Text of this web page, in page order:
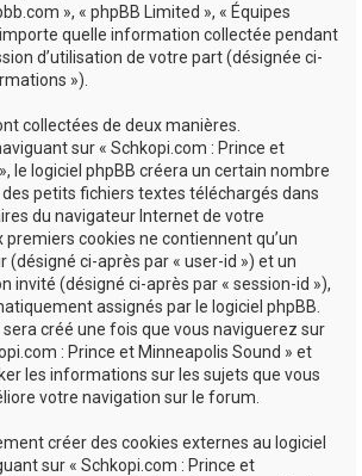
», « phpBB Limited », « Équipes
quelle information collectée pendant
d’utilisation de votre part (désignée ci-
»).
collectées de deux manières.
sur « Schkopi.com : Prince et
le logiciel phpBB créera un certain nombre
petits fichiers textes téléchargés dans
du navigateur Internet de votre
premiers cookies ne contiennent qu’un
ci-après par « user-id ») et un
invité (désigné ci-après par « session-id »),
assignés par le logiciel phpBB.
créé une fois que vous naviguerez sur
: Prince et Minneapolis Sound » et
les informations sur les sujets que vous
votre navigation sur le forum.
créer des cookies externes au logiciel
sur « Schkopi.com : Prince et